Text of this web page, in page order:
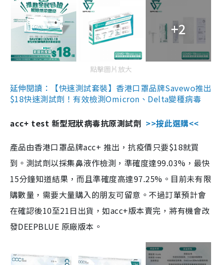
+2
點擊圖片放大
延伸閱讀：【快速測試套裝】香港口罩品牌Savewo推出
$18快速測試劑！有效檢測Omicron、Delta變種病毒
acc+ test 新型冠狀病毒抗原測試劑 >>按此選購<<
產品由香港口罩品牌acc+ 推出，抗疫價只要$18就買
到。測試劑以採集鼻液作檢測，準確度達99.03%，最快
15分鐘知道結果，而且準確度高達97.25%。目前未有限
購數量，需要大量購入的朋友可留意。不過訂單預計會
在確認後10至21日出貨，如acc+版本賣完，將有機會改
發DEEPBLUE 原廠版本。